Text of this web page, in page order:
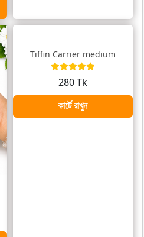
Tiffin Carrier medium
280 Tk
কার্টে রাখুন